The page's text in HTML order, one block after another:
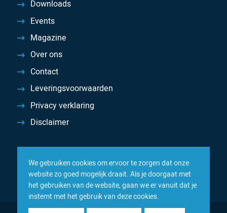
Downloads
Events
Magazine
Over ons
Contact
Leveringsvoorwaarden
Privacy verklaring
Disclaimer
We gebruiken cookies om ervoor te zorgen dat onze
website zo goed mogelijk draait. Als je doorgaat met
het gebruiken van de website, gaan we er vanuit dat je
instemt met het gebruik van deze cookies.